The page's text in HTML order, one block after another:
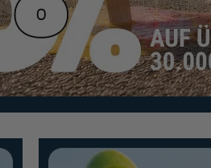
Mehr erfahren